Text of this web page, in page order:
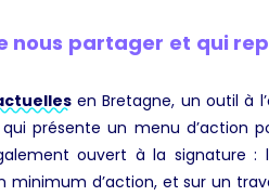
nous partager et qui
en Bretagne, un outil à
présente un menu d’action
ouvert à la signature :
d’action, et sur un